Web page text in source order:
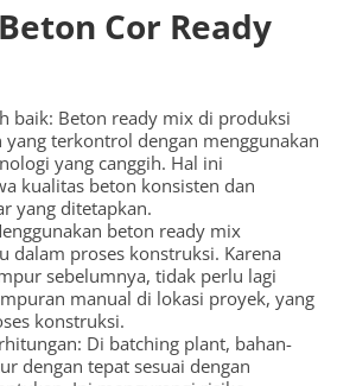
Cor Ready
baik: Beton ready mix di produksi
yang terkontrol dengan menggunakan
yang canggih. Hal ini
kualitas beton konsisten dan
yang ditetapkan.
beton ready mix
dalam proses konstruksi. Karena
sebelumnya, tidak perlu lagi
manual di lokasi proyek, yang
konstruksi.
Di batching plant, bahan-
dengan tepat sesuai dengan